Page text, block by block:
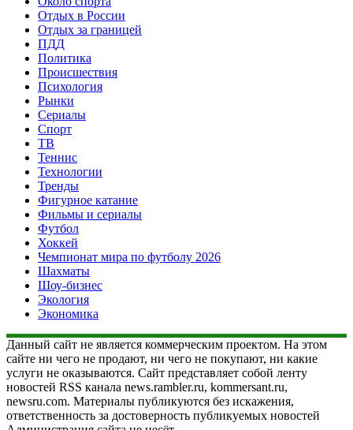
Отдых в России
Отдых за границей
ПДД
Политика
Происшествия
Психология
Рынки
Сериалы
Спорт
ТВ
Теннис
Технологии
Тренды
Фигурное катание
Фильмы и сериалы
Футбол
Хоккей
Чемпионат мира по футболу 2026
Шахматы
Шоу-бизнес
Экология
Экономика
Данный сайт не является коммерческим проектом. На этом
сайте ни чего не продают, ни чего не покупают, ни какие
услуги не оказываются. Сайт представляет собой ленту
новостей RSS канала news.rambler.ru, kommersant.ru,
newsru.com. Материалы публикуются без искажения,
ответственность за достоверность публикуемых новостей